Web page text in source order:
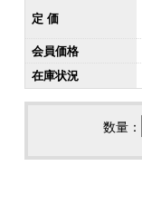
定 価
会員価格
在庫状況
数量：